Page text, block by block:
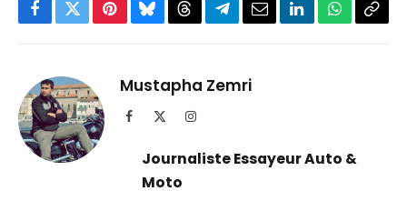
Facebook
TwitterPinterestBlueskyThreadsPartager
Telegram
EmailLinkedInWhatsApp
Mustapha Zemri
Facebook Instagram
Journaliste Essayeur Auto &
Moto